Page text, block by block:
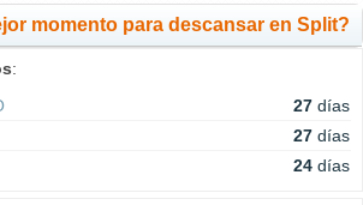
momento para descansar en Split?
:
27 días
27 días
24 días